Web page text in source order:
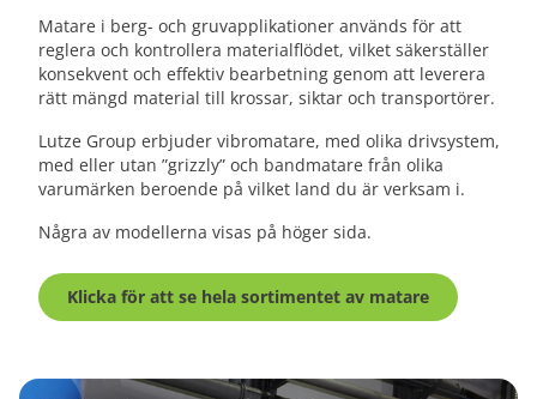
Matare i berg- och gruvapplikationer används för att
reglera och kontrollera materialflödet, vilket säkerställer
konsekvent och effektiv bearbetning genom att leverera
rätt mängd material till krossar, siktar och transportörer.
Lutze Group erbjuder vibromatare, med olika drivsystem,
med eller utan ”grizzly” och bandmatare från olika
varumärken beroende på vilket land du är verksam i.
Några av modellerna visas på höger sida.
Klicka för att se hela sortimentet av matare